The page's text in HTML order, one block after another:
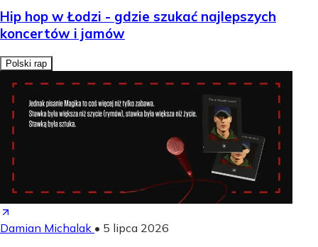
Hip hop w Łodzi - gdzie szukać najlepszych
koncertów i jamów
Polski rap
Damian Michalak • 5 lipca 2026